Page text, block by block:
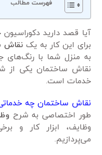
فهرست مطالب
آیا قصد دارید
برای این کار به یکنقاش
به منزل شما با رنگ‌های
نقاش ساختمان یکی از
خدمات است.
نقاش ساختمان چه
طور اختصاصی به شرح
وظایف، ابزار کار و
می‌پردازیم.